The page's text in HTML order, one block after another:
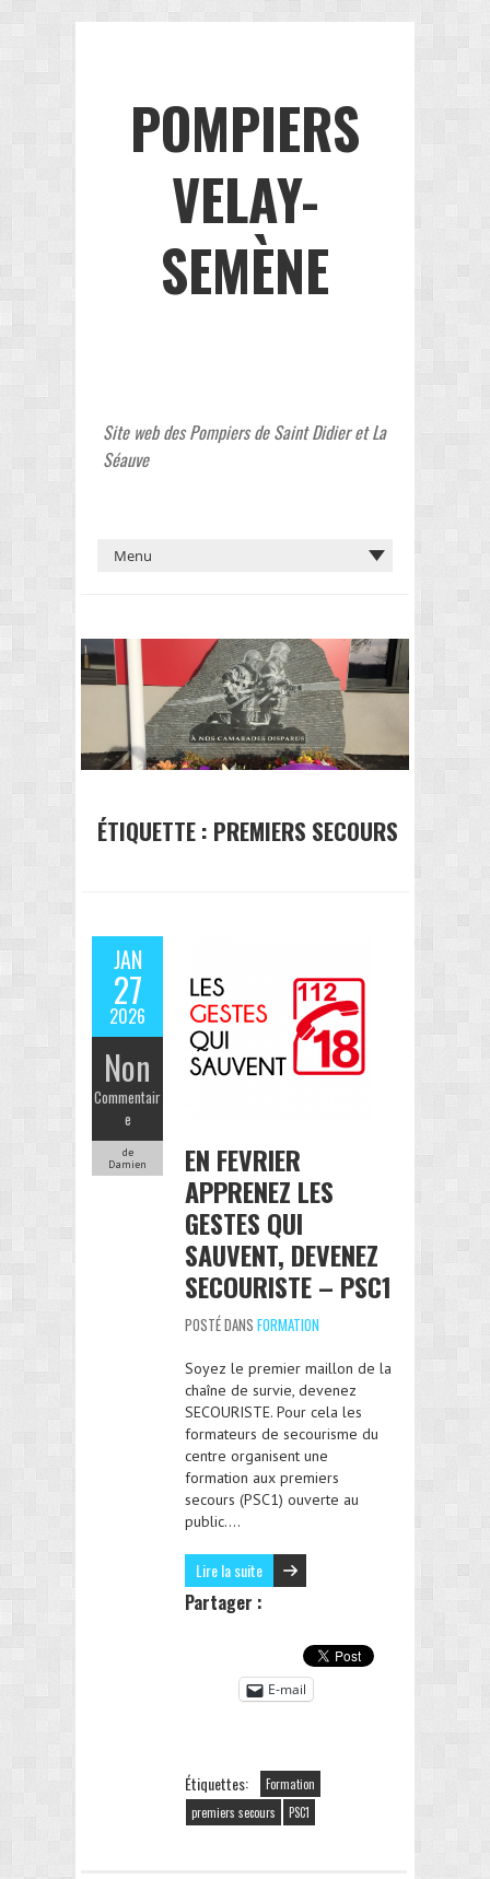
POMPIERS
VELAY-
SEMÈNE
Site web des Pompiers de Saint Didier et La
Séauve
ÉTIQUETTE : PREMIERS SECOURS
JAN
27
2026
Non
Commentair
e
de
Damien
EN FEVRIER
APPRENEZ LES
GESTES QUI
SAUVENT, DEVENEZ
SECOURISTE – PSC1
POSTÉ DANS FORMATION
Soyez le premier maillon de la
chaîne de survie, devenez
SECOURISTE. Pour cela les
formateurs de secourisme du
centre organisent une
formation aux premiers
secours (PSC1) ouverte au
public….
Lire la suite
Partager :
E-mail
Étiquettes:
Formation
premiers secours
PSC1